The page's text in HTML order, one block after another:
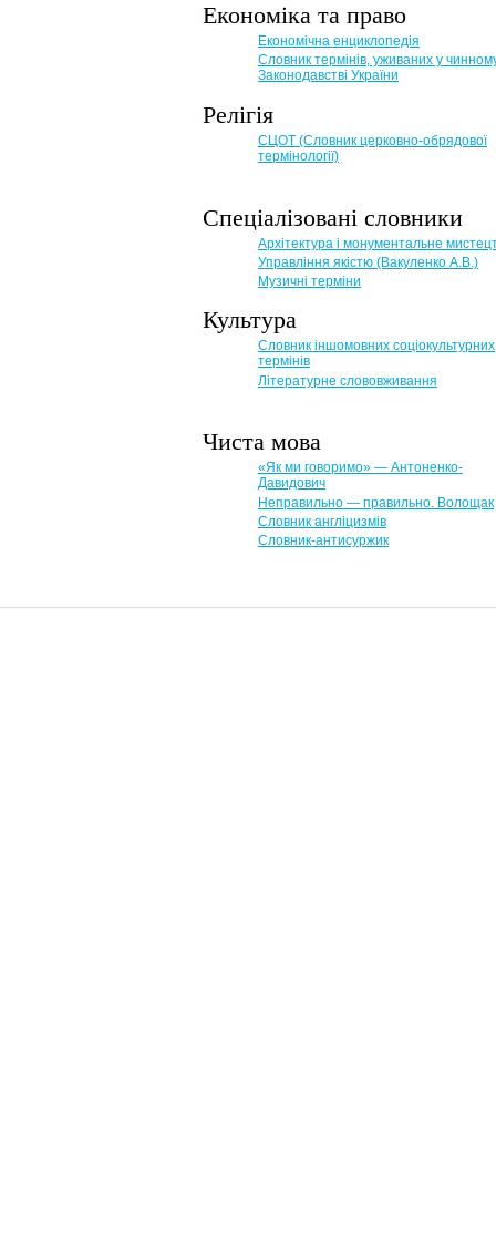
Економіка та право
Eкономічна енциклопедія
Словник термінів, уживаних у
Законодавстві України
Релігія
СЦОТ (Словник церковно-обрядової
термінології)
Спеціалізовані словники
Архітектура і монументальне
Управління якістю (Вакуленко А.В.)
Музичні терміни
Культура
Словник іншомовних соціокультурних
термінів
Літературне слововживання
Чиста мова
«Як ми говоримо» — Антоненко-
Давидович
Неправильно — правильно. Волощак
Словник англіцизмів
Словник-антисуржик